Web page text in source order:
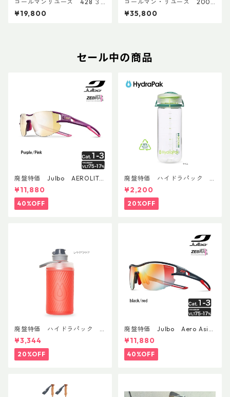
コールマンリユース 428 ３
バーナー 1993年3月 点検整
備済 4396
¥19,800
コールマン・リユース 200A
1966年7月製 点検整備済
4265
¥35,800
セール中の商品
廃盤特価 Julbo AEROLITE
AsianFit
¥11,880
40%OFF
廃盤特価 ハイドラパック
リーコン ツイスト＆シップ 50
0ml
¥2,200
20%OFF
廃盤特価 ハイドラパック
フラックス 750ml
¥3,344
20%OFF
廃盤特価 Julbo Aero Asia
nFit
¥11,880
40%OFF